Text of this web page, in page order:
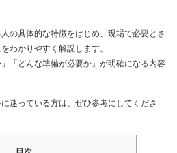
の具体的な特徴をはじめ、現場で必要とさ
わかりやすく解説します。
「どんな準備が必要か」が明確になる内容
迷っている方は、ぜひ参考にしてくださ